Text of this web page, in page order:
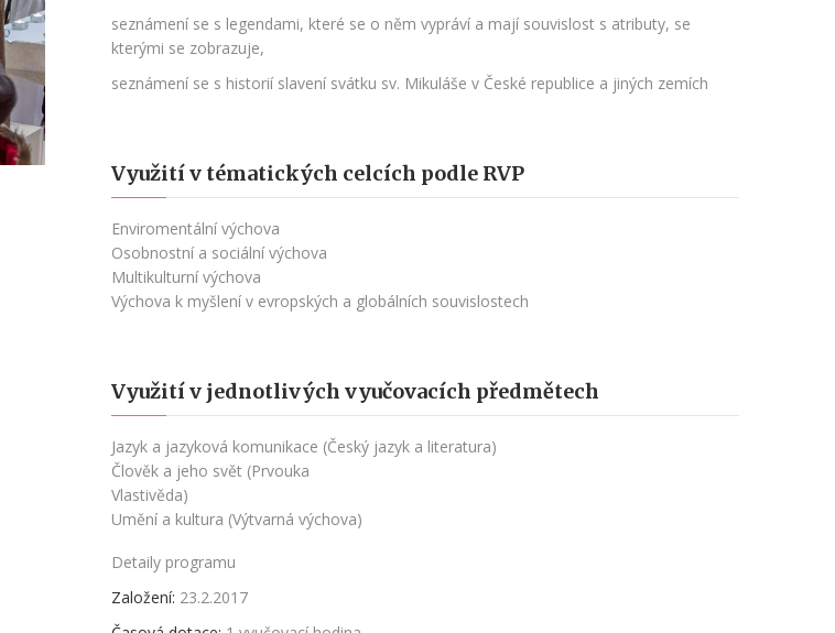
seznámení se s legendami, které se o něm vypráví a mají souvislost s atributy, se
kterými se zobrazuje,
seznámení se s historií slavení svátku sv. Mikuláše v České republice a jiných zemích
Využití v tématických celcích podle RVP
Enviromentální výchova
Osobnostní a sociální výchova
Multikulturní výchova
Výchova k myšlení v evropských a globálních souvislostech
Využití v jednotlivých vyučovacích předmětech
Jazyk a jazyková komunikace (Český jazyk a literatura)
Člověk a jeho svět (Prvouka
Vlastivěda)
Umění a kultura (Výtvarná výchova)
Detaily programu
Založení: 23.2.2017